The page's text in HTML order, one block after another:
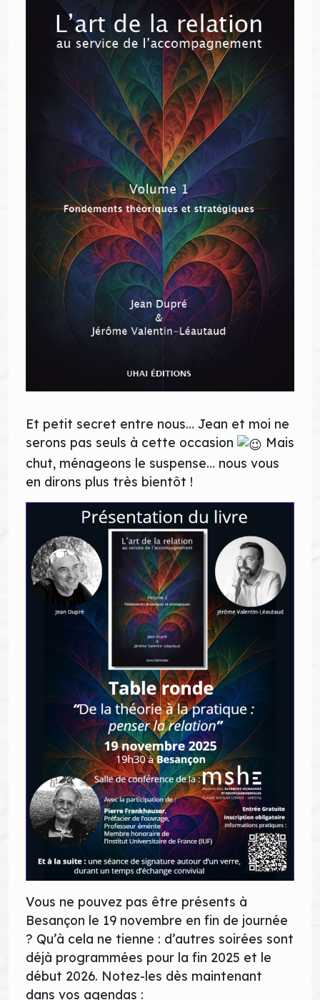
Et petit secret entre nous… Jean et moi ne
serons pas seuls à cette occasion
Mais
chut, ménageons le suspense… nous vous
en dirons plus très bientôt !
Vous ne pouvez pas être présents à
Besançon le 19 novembre en fin de journée
? Qu’à cela ne tienne : d’autres soirées sont
déjà programmées pour la fin 2025 et le
début 2026. Notez-les dès maintenant
dans vos agendas :